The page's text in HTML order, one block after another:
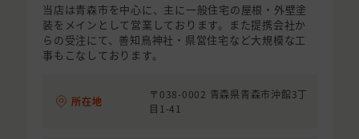
当店は青森市を中心に、主に一般住宅の屋根・外壁塗
装をメインとして営業しております。また提携会社か
らの受注にて、善知鳥神社・県営住宅など大規模な工
事もこなしております。
所在地
〒038-0002 青森県青森市沖館3丁
目1-41